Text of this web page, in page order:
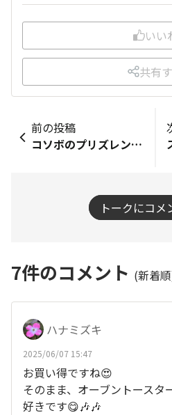
いい
共有
前の投稿
コソボのプリズレンのホテルディナー お皿からこぼれそうな大量の野菜と牛肉の煮込みと大好きなフライドポテト ライスは野菜扱いの添え物なので、パンもありました。（お腹いっぱいで食べてないけど😅） ローカル赤ワインと一緒に美味しくいただきました😋 デザートが出たけれど写真を撮っていなくて、確か、トルコ系の甘いお菓子だったと思うのですが忘れてしまいました😅 どの国も野菜は新鮮で美味しかったです🍅🥒 食後に街を散歩して夜景を撮影しました❣️
トークにコメ
7件のコメント (新着
ハナミズキ
2025/06/07 15:47
お買い得ですね😍
そのまま、オーブントースタ
好きです😋🎶🎶